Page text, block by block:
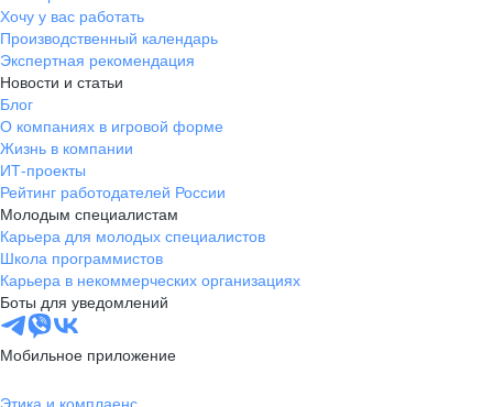
Хочу у вас работать
Производственный календарь
Экспертная рекомендация
Новости и статьи
Блог
О компаниях в игровой форме
Жизнь в компании
ИТ-проекты
Рейтинг работодателей России
Молодым специалистам
Карьера для молодых специалистов
Школа программистов
Карьера в некоммерческих организациях
Боты для уведомлений
Мобильное приложение